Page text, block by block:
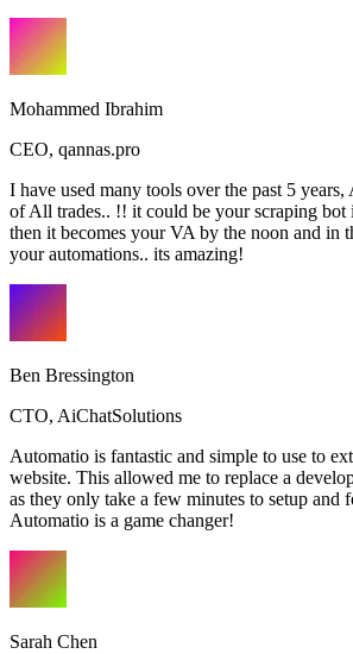
Mohammed Ibrahim
CEO, qannas.pro
I have used many tools over the past 5
of All trades.. !! it could be your scraping bot
then it becomes your VA by the noon and in
your automations.. its amazing!
Ben Bressington
CTO, AiChatSolutions
Automatio is fantastic and simple to use to
website. This allowed me to replace a
as they only take a few minutes to setup and
Automatio is a game changer!
Sarah Chen